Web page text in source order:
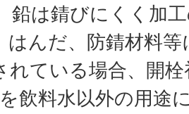
鉛は錆びにくく加
はんだ、防錆材料
れている場合、開
飲料水以外の用途